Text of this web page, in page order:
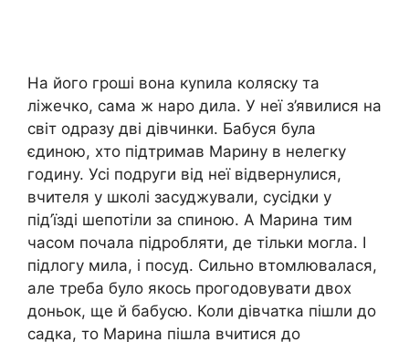
На його гроші вона куnила коляску та
ліжечко, сама ж наро дила. У неї з’явилися на
світ одразу дві дівчинки. Бабуся була
єдиною, хто підтримав Марину в нелегку
годину. Усі подруги від неї відвернулися,
вчителя у школі засуджували, сусідки у
під’їзді шепотіли за спиною. А Марина тим
часом почала підробляти, де тільки могла. І
підлогу мила, і посуд. Сильно втомлювалася,
але треба було якось прогодовувати двох
доньок, ще й бабусю. Коли дівчатка пішли до
садка, то Марина пішла вчитися до